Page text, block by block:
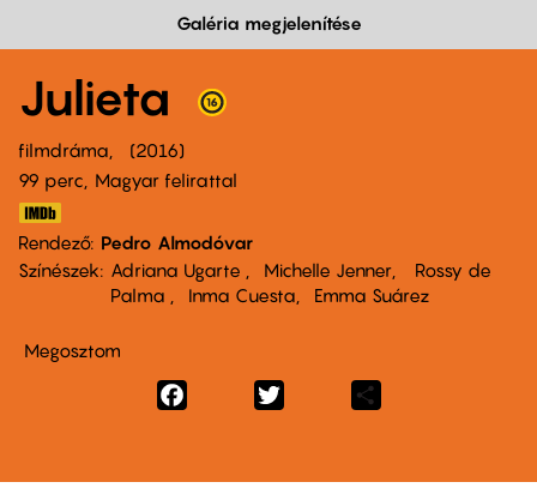
Galéria megjelenítése
Julieta
filmdráma
2016
99 perc,
Magyar felirattal
Rendező Pedro Almodóvar
Színészek
Adriana Ugarte Michelle Jenner
Rossy de
Palma
Inma Cuesta Emma Suárez
Megosztom
Facebook